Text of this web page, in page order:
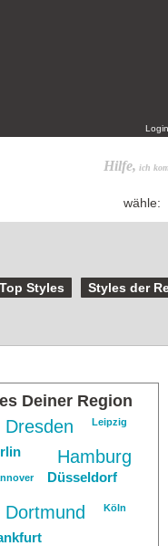
Hilfe, ich
wähle:
Top Styles Styles der
Deiner Region
Dresden Leipzig
Hamburg
Düsseldorf
Dortmund Köln